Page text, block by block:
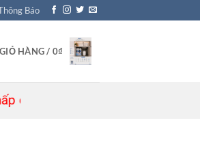
Báo
GIỎ HÀNG / 0₫
chờ bạn! 🎁